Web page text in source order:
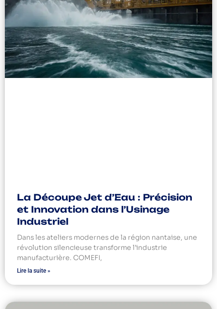
La Découpe Jet d’Eau : Précision
et Innovation dans l’Usinage
Industriel
Dans les ateliers modernes de la région nantaise, une
révolution silencieuse transforme l’industrie
manufacturière. COMEFI,
Lire la suite »